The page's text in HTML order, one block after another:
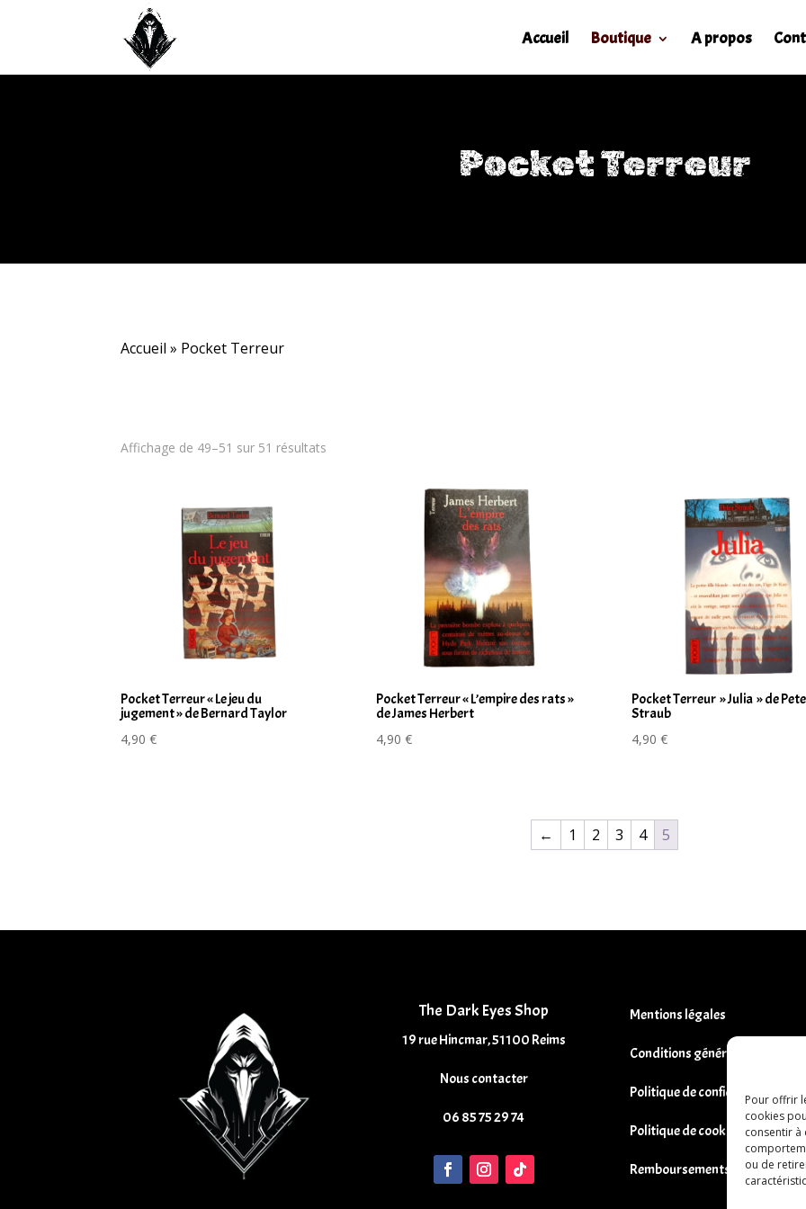
Pour offrir
cookies
consentir à
ou de
Accueil Boutique A propos
Pocket Terreur
Accueil » Pocket Terreur
Affichage de 49–51 sur 51 résultats
Pocket Terreur « Le jeu du
jugement » de Bernard Taylor
4,90€
Pocket Terreur « L’empire des rats »
de James Herbert
4,90 €
Pocket Terreur » Julia » de
Straub
4,90 €
← 1 2 3 4 5
The Dark Eyes Shop
19 rue Hincmar, 51100 Reims
Nous contacter
06 85 75 29 74
Mentions légales
Conditions générales de vente
Politique de confidentialité
Politique de cookies
Remboursements et Retours